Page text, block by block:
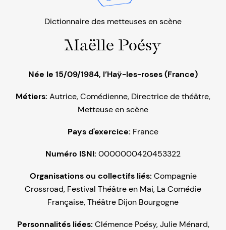
Dictionnaire des metteuses en scène
Maëlle Poésy
Née le 15/09/1984, l’Haÿ-les-roses (France)
Métiers: Autrice,Comédienne, Directrice de théâtre,
Metteuse en scène
Pays d'exercice: France
Numéro ISNI: 0000000420453322
Organisations ou collectifs liés: Compagnie
Crossroad, Festival Théâtre en Mai, La Comédie
Française,Théâtre Dijon Bourgogne
Personnalités liées: Clémence Poésy,Julie Ménard,